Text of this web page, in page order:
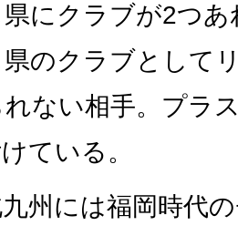
にクラブが2つ
のクラブとして
ない相手。プラ
ている。
州には福岡時代